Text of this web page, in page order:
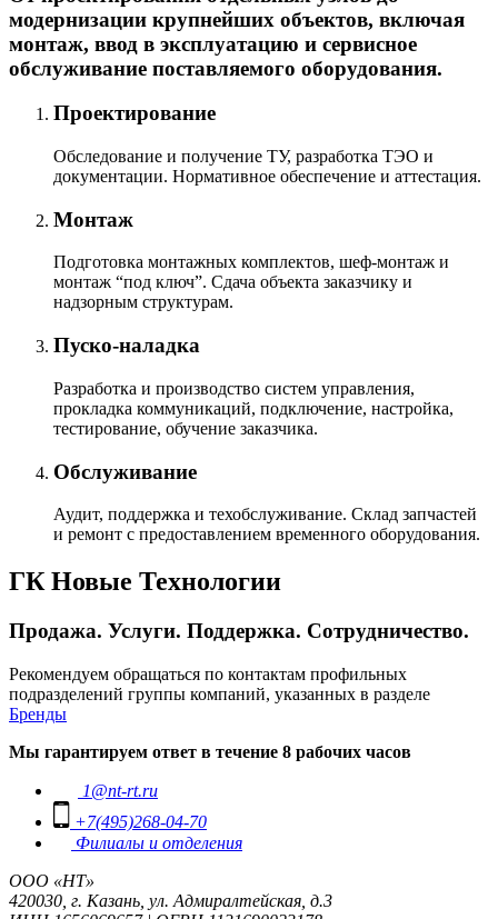
модернизации крупнейших объектов, включая
монтаж, ввод в эксплуатацию и сервисное
обслуживание поставляемого оборудования.
Проектирование
Обследование и получение ТУ, разработка ТЭО и
документации. Нормативное обеспечение и аттестация.
Монтаж
Подготовка монтажных комплектов, шеф-монтаж и
монтаж “под ключ”. Сдача объекта заказчику и
надзорным структурам.
Пуско-наладка
Разработка и производство систем управления,
прокладка коммуникаций, подключение, настройка,
тестирование, обучение заказчика.
Обслуживание
Аудит, поддержка и техобслуживание. Склад запчастей
и ремонт с предоставлением временного оборудования.
ГК Новые Технологии
Продажа. Услуги. Поддержка. Сотрудничество.
Рекомендуем обращаться по контактам профильных
подразделений группы компаний, указанных в разделе
Бренды
Мы гарантируем ответ в течение 8 рабочих часов
1@nt-rt.ru
+7(495)268-04-70
Филиалы и отделения
ООО «НТ»
420030, г. Казань, ул. Адмиралтейская, д.3